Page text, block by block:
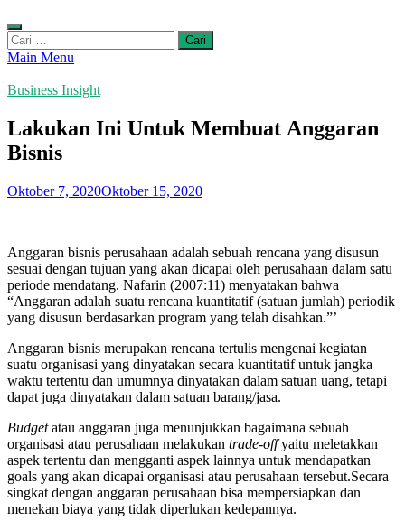
Cari
untuk:
Main Menu
Business Insight
Lakukan Ini Untuk Membuat Anggaran
Bisnis
Oktober 7, 2020Oktober 15, 2020
Anggaran bisnis perusahaan adalah sebuah rencana yang disusun
sesuai dengan tujuan yang akan dicapai oleh perusahaan dalam satu
periode mendatang. Nafarin (2007:11) menyatakan bahwa
“Anggaran adalah suatu rencana kuantitatif (satuan jumlah) periodik
yang disusun berdasarkan program yang telah disahkan.”’
Anggaran bisnis merupakan rencana tertulis mengenai kegiatan
suatu organisasi yang dinyatakan secara kuantitatif untuk jangka
waktu tertentu dan umumnya dinyatakan dalam satuan uang, tetapi
dapat juga dinyatakan dalam satuan barang/jasa.
Budgetatau anggaran juga menunjukkan bagaimana sebuah
organisasi atau perusahaan melakukan trade-offyaitu meletakkan
aspek tertentu dan mengganti aspek lainnya untuk mendapatkan
goals yang akan dicapai organisasi atau perusahaan tersebut.Secara
singkat dengan anggaran perusahaan bisa mempersiapkan dan
menekan biaya yang tidak diperlukan kedepannya.